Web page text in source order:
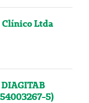
Clínico Ltda
5)